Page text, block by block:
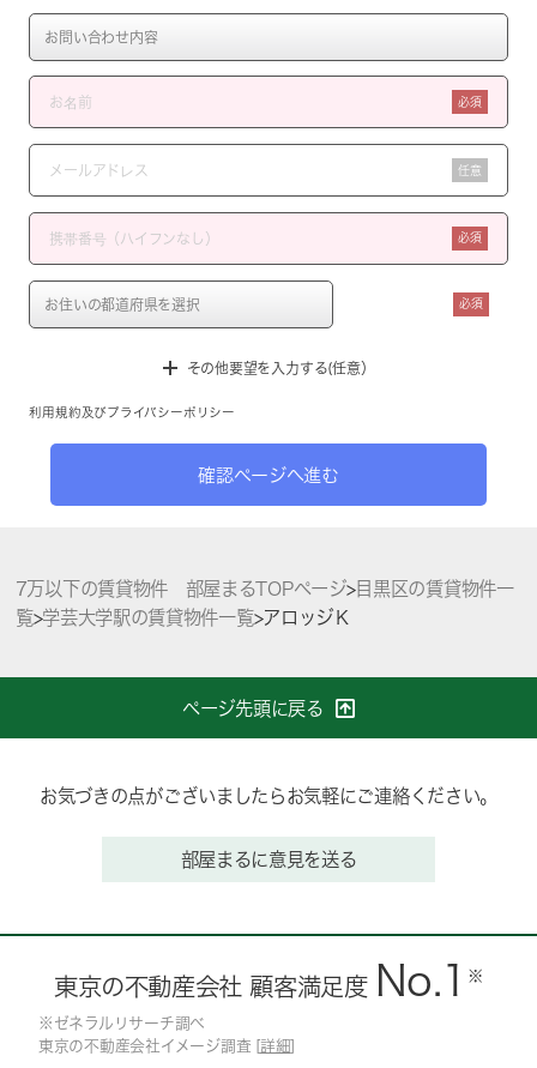
必須
任意
必須
必須
その他要望を入力する(任意）
利用規約 及び プライバシーポリシー
確認ページへ進む
7万以下の賃貸物件 部屋まるTOPページ>目黒区の賃貸物件一
覧>学芸大学駅の賃貸物件一覧>アロッジＫ
ページ先頭に戻る
お気づきの点がございましたらお気軽にご連絡ください。
部屋まるに意見を送る
東京の不動産会社 顧客満足度 No.1 ※
※ゼネラルリサーチ調べ
東京の不動産会社イメージ調査 [ 詳細